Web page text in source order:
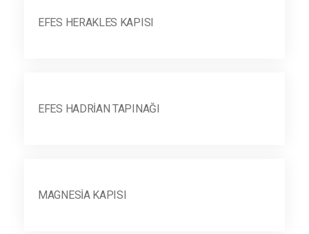
EFES HERAKLES KAPISI
EFES HADRIAN TAPINAĞI
MAGNESIA KAPISI